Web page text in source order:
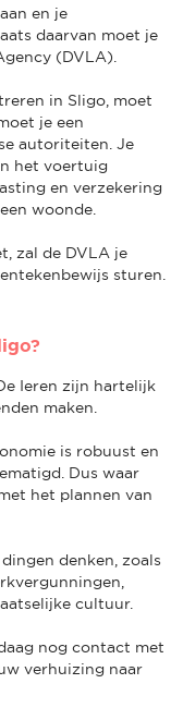
en je
daarvan moet je
(DVLA).
in Sligo, moet
je een
autoriteiten. Je
het voertuig
en verzekering
woonde.
zal de DVLA je
sturen.
Ieren zijn hartelijk
maken.
is robuust en
Dus waar
het plannen van
denken, zoals
cultuur.
nog contact met
verhuizing naar